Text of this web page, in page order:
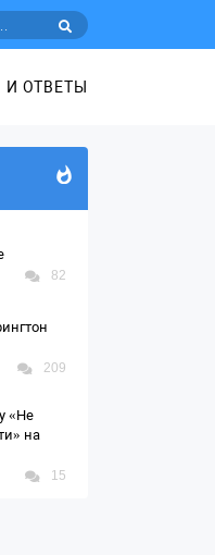
ОТВЕТЫ
82
209
«Не
на
15